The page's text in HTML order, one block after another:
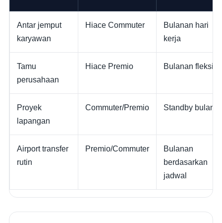
Antar jemput
karyawan
Hiace Commuter
Bulanan hari
kerja
Tamu
perusahaan
Hiace Premio Bulanan
Proyek
lapangan
Commuter/Premio Standby
Airport transfer
rutin
Premio/Commuter
Bulanan
berdasarkan
jadwal